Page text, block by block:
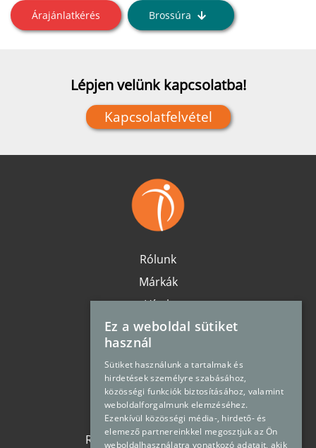
Árajánlatkérés Brossúra
Lépjen velünk kapcsolatba!
Kapcsolatfelvétel
Rólunk
Márkák
Hírek
Karrier
Elérhetőség
Oldaltérkép
Impresszum
Adatvédelem
Regisztráció / Bejelentkezés
Ez a weboldal sütiket
használ
Sütiket használunk a tartalmak és
hirdetések személyre szabásához,
közösségi funkciók biztosításához, valamint
weboldalforgalmunk elemzéséhez.
Ezenkívül közösségi média-, hirdető- és
elemező partnereinkkel megosztjuk az Ön
weboldalhasználatra vonatkozó adatait, akik